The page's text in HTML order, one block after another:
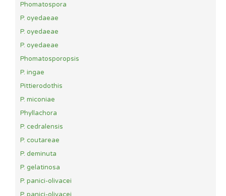
Phomatospora
P. oyedaeae
P. oyedaeae
P. oyedaeae
Phomatosporopsis
P. ingae
Pittierodothis
P. miconiae
Phyllachora
P. cedralensis
P. coutareae
P. deminuta
P. gelatinosa
P. panici-olivacei